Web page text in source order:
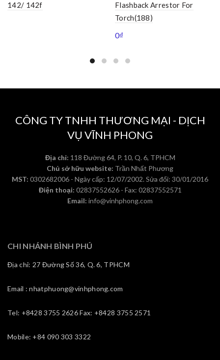
142/ 142f
Flashback Arrestor For
Torch(188)
0₫
CÔNG TY TNHH THƯƠNG MẠI - DỊCH
VỤ VĨNH PHONG
Địa chỉ: 118 Đường 64, P. 10, Q. 6, TPHCM
Chủ sở hữu website: Trần Nhất Phương
MST: 0302682006 - Ngày cấp: 12/07/2002. Sửa đổi: 30/01/2016
Điện thoại: 02837552626 - Fax: 02837552571
Email: info@vinhphong.com
CHI NHÁNH BÌNH PHÚ
Địa chỉ: 27 Đường Số 36, Q. 6, TPHCM
Email : nhatphuong@vinhphong.com
Tel: +8428 3755 2626 Fax: +8428 3755 2571
Mobile: +84 090 303 3322